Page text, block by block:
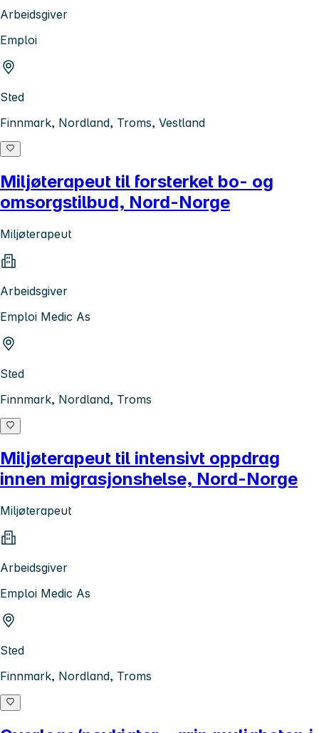
Arbeidsgiver
Emploi
Sted
Finnmark, Nordland, Troms, Vestland
Miljøterapeut til forsterket bo- og
omsorgstilbud, Nord-Norge
Miljøterapeut
Arbeidsgiver
Emploi Medic As
Sted
Finnmark, Nordland, Troms
Miljøterapeut til intensivt oppdrag
innen migrasjonshelse, Nord-Norge
Miljøterapeut
Arbeidsgiver
Emploi Medic As
Sted
Finnmark, Nordland, Troms